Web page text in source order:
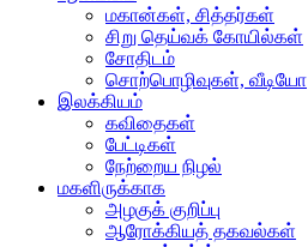
மகான்கள், சித்தர்கள்
சிறு தெய்வக் கோயில்கள்
சோதிடம்
சொற்பொழிவுகள், வீடியோ
இலக்கியம்
கவிதைகள்
பேட்டிகள்
நேற்றைய நிழல்
மகளிருக்காக
அழகுக் குறிப்பு
ஆரோக்கியத் தகவல்கள்